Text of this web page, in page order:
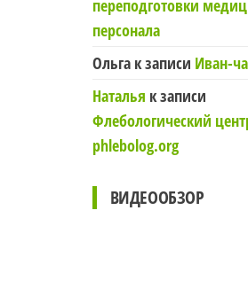
переподготовки
персонала
Ольгак записи Иван-
Наталья к записи
Флебологический
phlebolog.org
ВИДЕООБЗОР